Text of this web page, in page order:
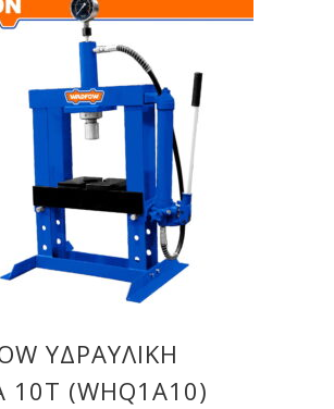
ΥΔΡΑΥΛΙΚΗ
10Τ (WHQ1A10)